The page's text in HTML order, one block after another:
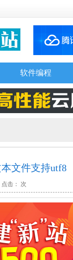
软件编程
本文件支持utf8
点击： 次